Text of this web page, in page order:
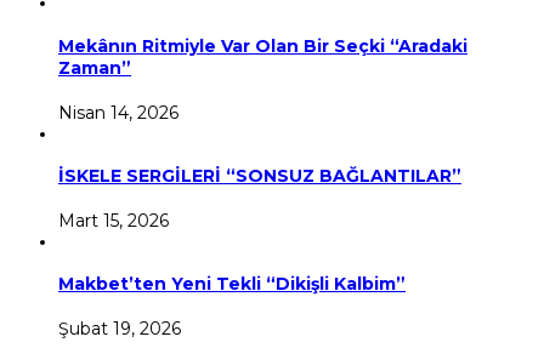
Mekânın Ritmiyle Var Olan Bir Seçki “Aradaki
Zaman”
Nisan 14, 2026
İSKELE SERGİLERİ “SONSUZ BAĞLANTILAR”
Mart 15, 2026
Makbet’ten Yeni Tekli “Dikişli Kalbim”
Şubat 19, 2026